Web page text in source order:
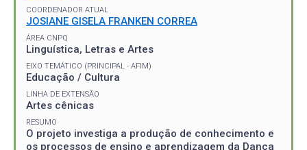
COORDENADOR ATUAL
JOSIANE GISELA FRANKEN CORREA
ÁREA CNPQ
Linguística, Letras e Artes
EIXO TEMÁTICO (PRINCIPAL - AFIM)
Educação / Cultura
LINHA DE EXTENSÃO
Artes cênicas
RESUMO
O projeto investiga a produção de conhecimento e
os processos de ensino e aprendizagem da Dança